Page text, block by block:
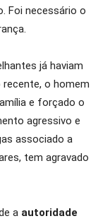
Foi necessário o
já haviam
o homem
e forçado o
agressivo e
associado a
tem agravado
a autoridade